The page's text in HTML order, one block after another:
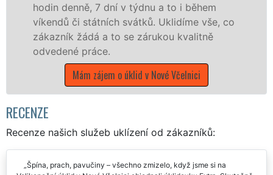
státní podniky, ale i domácnosti v celém
Jihočeském kraji s jistotou čistoty.
Mám zájem o úklidové služby v Nové Včelnici
RECENZE
Recenze našich služeb uklízení od zákazníků:
Špína, prach, pavučiny – všechno zmizelo, když jsme si na